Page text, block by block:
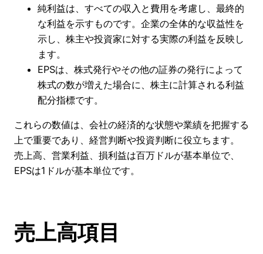
純利益は、すべての収入と費用を考慮し、最終的
な利益を示すものです。企業の全体的な収益性を
示し、株主や投資家に対する実際の利益を反映し
ます。
EPSは、株式発行やその他の証券の発行によって
株式の数が増えた場合に、株主に計算される利益
配分指標です。
これらの数値は、会社の経済的な状態や業績を把握する
上で重要であり、経営判断や投資判断に役立ちます。
売上高、営業利益、損利益は百万ドルが基本単位で、
EPSは1ドルが基本単位です。
売上高項目